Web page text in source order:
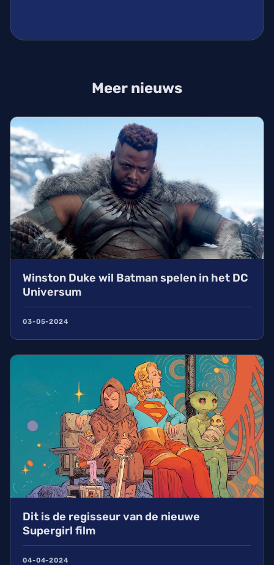
Meer nieuws
Winston Duke wil Batman spelen in het DC
Universum
03-05-2024
Dit is de regisseur van de nieuwe
Supergirl film
04-04-2024